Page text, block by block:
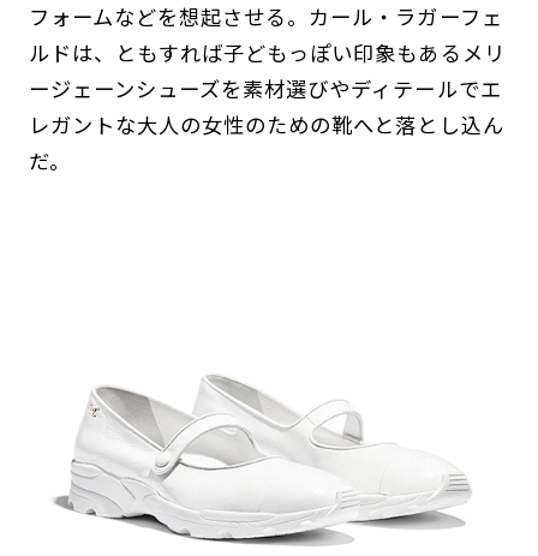
フォームなどを想起させる。カール・ラガーフェ
ルドは、ともすれば子どもっぽい印象もあるメリ
ージェーンシューズを素材選びやディテールでエ
レガントな大人の女性のための靴へと落とし込ん
だ。